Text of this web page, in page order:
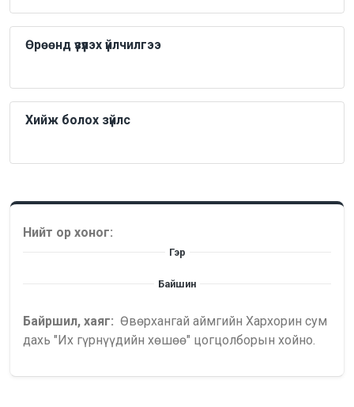
Өрөөнд үзүүлэх үйлчилгээ
Хийж болох зүйлс
Нийт ор хоног:
Гэр
Байшин
Байршил, хаяг: Өвөрхангай аймгийн Хархорин сум
дахь "Их гүрнүүдийн хөшөө" цогцолборын хойно.